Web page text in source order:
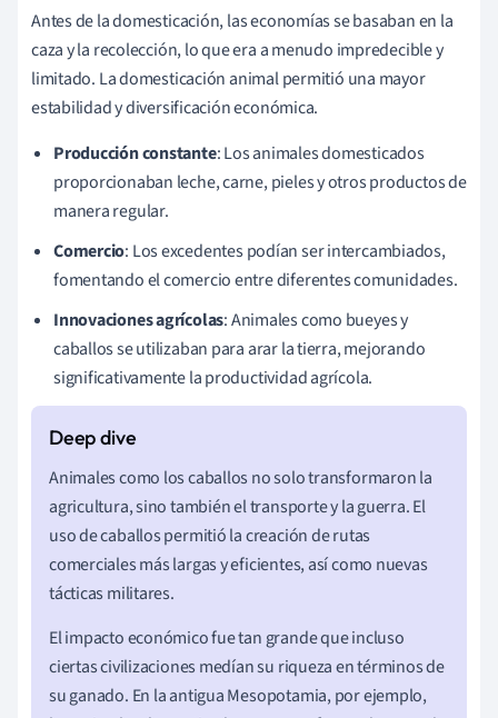
Antes de la domesticación, las economías se basaban en la
caza y la recolección, lo que era a menudo impredecible y
limitado. La domesticación animal permitió una mayor
estabilidad y diversificación económica.
Producción constante: Los animales domesticados
proporcionaban leche, carne, pieles y otros productos de
manera regular.
Comercio: Los excedentes podían ser intercambiados,
fomentando el comercio entre diferentes comunidades.
Innovaciones agrícolas: Animales como bueyes y
caballos se utilizaban para arar la tierra, mejorando
significativamente la productividad agrícola.
Animales como los caballos no solo transformaron la
agricultura, sino también el transporte y la guerra. El
uso de caballos permitió la creación de rutas
comerciales más largas y eficientes, así como nuevas
tácticas militares.
El impacto económico fue tan grande que incluso
ciertas civilizaciones medían su riqueza en términos de
su ganado. En la antigua Mesopotamia, por ejemplo,